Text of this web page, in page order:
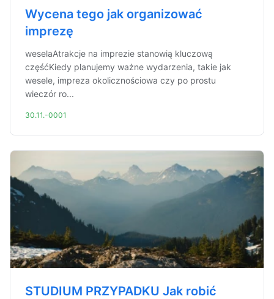
Wycena tego jak organizować
imprezę
weselaAtrakcje na imprezie stanowią kluczową
częśćKiedy planujemy ważne wydarzenia, takie jak
wesele, impreza okolicznościowa czy po prostu
wieczór ro...
30.11.-0001
STUDIUM PRZYPADKU Jak robić